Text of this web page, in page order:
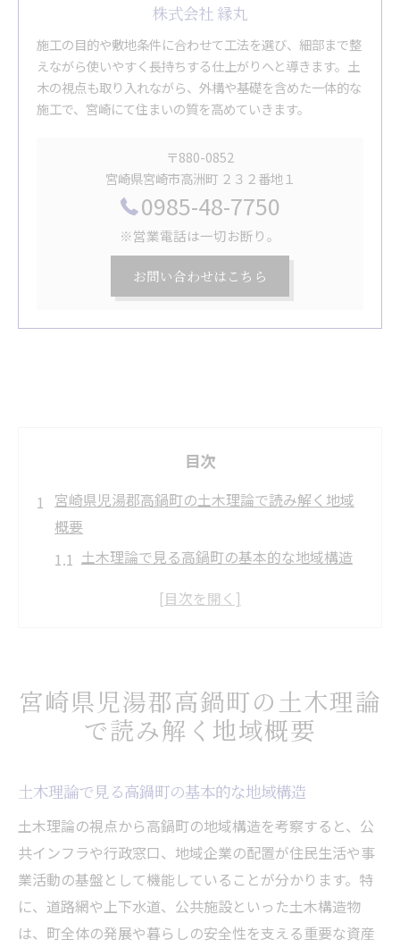
株式会社 縁丸
施工の目的や敷地条件に合わせて工法を選び、細部まで整
えながら使いやすく長持ちする仕上がりへと導きます。土
木の視点も取り入れながら、外構や基礎を含めた一体的な
施工で、宮崎にて住まいの質を高めていきます。
〒880-0852
宮崎県宮崎市高洲町 ２３２番地１
0985-48-7750
※営業電話は一切お断り。
お問い合わせはこちら
目次
宮崎県児湯郡高鍋町の土木理論で読み解く地域
概要
土木理論で見る高鍋町の基本的な地域構造
地域資産としての土木事務所の役割と意義
土木理論で学ぶ行政・技術企画課の関連性
土木事務所や建築指導を知る高鍋町の実務ポイ
土木事務所の管轄や住所を実務で確認する
方法
建築指導課と土木の連携を円滑に進めるコ
ツ
土木理論で考える窓口選びと効率化のポイ
ント
宮崎県児湯郡高鍋町の土木理論
で読み解く地域概要
土木理論で見る高鍋町の基本的な地域構造
土木理論の視点から高鍋町の地域構造を考察すると、公
共インフラや行政窓口、地域企業の配置が住民生活や事
業活動の基盤として機能していることが分かります。特
に、道路網や上下水道、公共施設といった土木構造物
は、町全体の発展や暮らしの安全性を支える重要な資産